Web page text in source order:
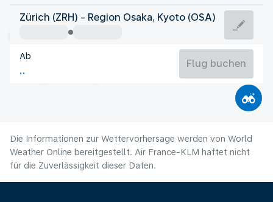
Japan
Osaka
Japan
Flugzeit
Zürich (ZRH) - Region Osaka, Kyoto (OSA)
Ab
Flug buchen
Die Informationen zur Wettervorhersage werden von World
Weather Online bereitgestellt. Air France-KLM haftet nicht
für die Zuverlässigkeit dieser Daten.